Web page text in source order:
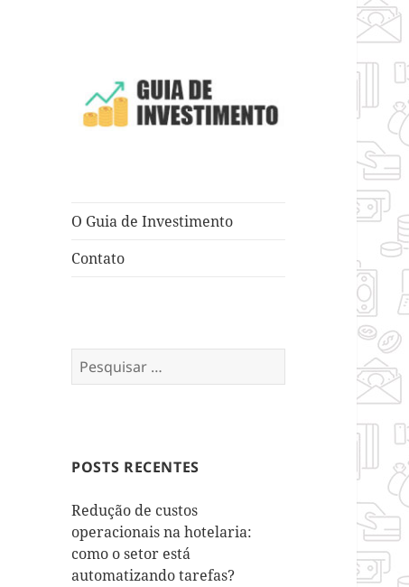
O Guia de Investimento
Contato
Pesquisar
por:
POSTS RECENTES
Redução de custos
operacionais na hotelaria:
como o setor está
automatizando tarefas?